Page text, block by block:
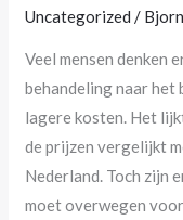
Uncategorized / Bjorn
Veel mensen denken
behandeling naar het
lagere kosten. Het
de prijzen vergelijkt
Nederland. Toch zijn
moet overwegen